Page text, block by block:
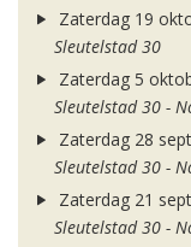
Zaterdag 19
Sleutelstad 30
Zaterdag 5
Sleutelstad 30 -
Zaterdag 28
Sleutelstad 30 -
Zaterdag 21
Sleutelstad 30 -